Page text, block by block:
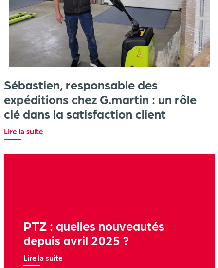
Sébastien, responsable des
expéditions chez G.martin : un rôle
clé dans la satisfaction client
Lire la suite
PTZ : quelles nouveautés
depuis avril 2025 ?
Lire la suite